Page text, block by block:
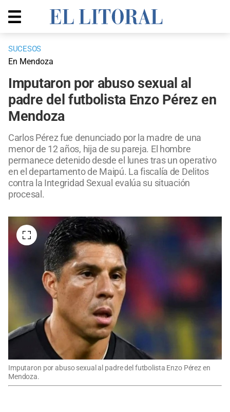
SUCESOS
En Mendoza
Imputaron por abuso sexual al
padre del futbolista Enzo Pérez en
Mendoza
Carlos Pérez fue denunciado por la madre de una
menor de 12 años, hija de su pareja. El hombre
permanece detenido desde el lunes tras un operativo
en el departamento de Maipú. La fiscalía de Delitos
contra la Integridad Sexual evalúa su situación
procesal.
Imputaron por abuso sexual al padre del futbolista Enzo Pérez en
Mendoza.